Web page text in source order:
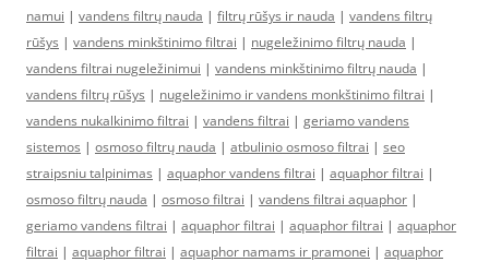
namui | vandens filtrų nauda | filtrų rūšys ir nauda | vandens filtrų
rūšys | vandens minkštinimo filtrai | nugeležinimo filtrų nauda |
vandens filtrai nugeležinimui | vandens minkštinimo filtrų nauda |
vandens filtrų rūšys | nugeležinimo ir vandens monkštinimo filtrai |
vandens nukalkinimo filtrai | vandens filtrai | geriamo vandens
sistemos | osmoso filtrų nauda | atbulinio osmoso filtrai | seo
straipsniu talpinimas | aquaphor vandens filtrai | aquaphor filtrai |
osmoso filtrų nauda | osmoso filtrai | vandens filtrai aquaphor |
geriamo vandens filtrai | aquaphor filtrai | aquaphor filtrai | aquaphor
filtrai | aquaphor filtrai | aquaphor namams ir pramonei | aquaphor